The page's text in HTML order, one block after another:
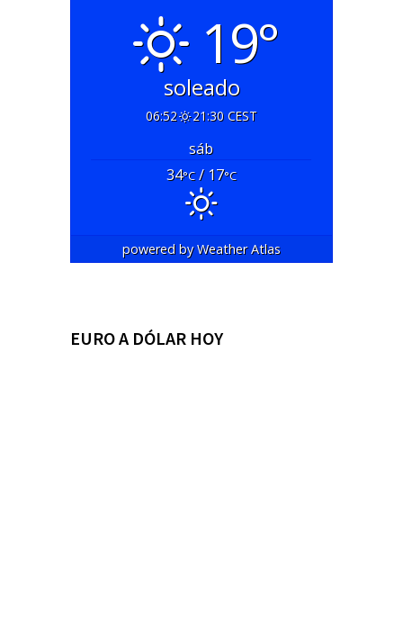
19°
soleado
06:52 21:30 CEST
sáb
34°C/ 17°C
powered byWeather Atlas
EURO A DÓLAR HOY